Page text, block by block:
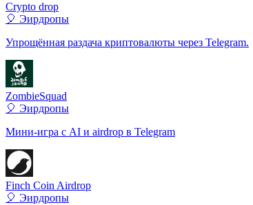
Crypto drop
🎈 Эирдропы
Упрощённая раздача криптовалюты через Telegram.
ZombieSquad
🎈 Эирдропы
Мини-игра с AI и airdrop в Telegram
Finch Coin Airdrop
🎈 Эирдропы